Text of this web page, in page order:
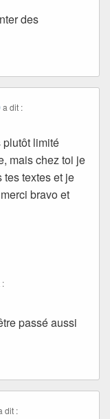
des
a dit :
limité
mais chez toi je
tes textes et je
bravo et
:
passé aussi
dit :